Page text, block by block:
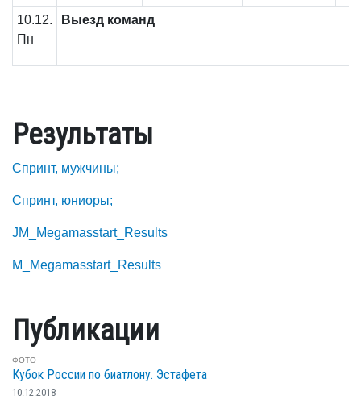
10.12.
Пн
Выезд команд
Результаты
Спринт, мужчины;
Спринт, юниоры;
JM_Megamasstart_Results
M_Megamasstart_Results
Публикации
ФОТО
Кубок России по биатлону. Эстафета
10.12.2018